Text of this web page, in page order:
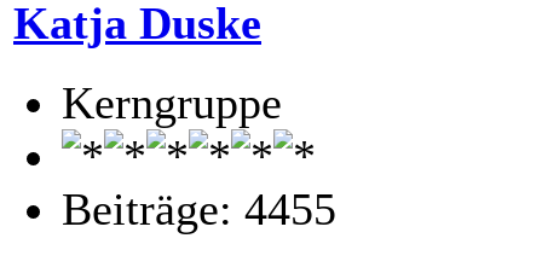
Katja Duske
Kerngruppe
Beiträge: 4455